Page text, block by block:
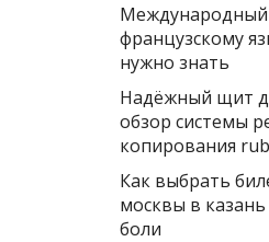
Международный
французскому
нужно знать
Надёжный щит
обзор системы
копирования
Как выбрать
москвы в
боли